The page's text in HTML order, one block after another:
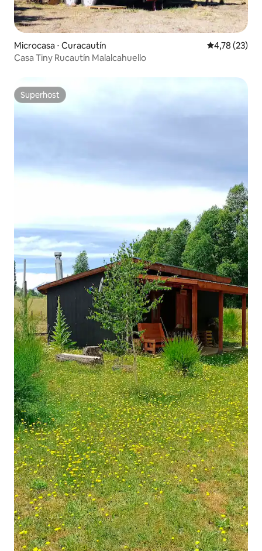
Microcasa ⋅ Curacautín 4,78 de uma
4,78 (23)
Casa Tiny Rucautín Malalcahuello
Superhost
Superhost